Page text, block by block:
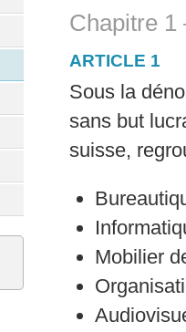
Chapitre 1
ARTICLE 1
Sous la
sans but
suisse,
Mobilier